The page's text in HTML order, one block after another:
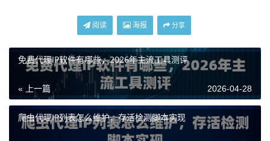
协
议
持
主要用于HTTP协议
同时支持HTTP和HTTPS协
议
安
全
性
低，数据明文传输 高，数据全程加密传输
阅读 海报 分享
免费代理IP软件有哪些，2026年主流工具测评
« 上一篇 2026-04-28
爬虫代理IP列表怎么维护，存活检测脚本实现